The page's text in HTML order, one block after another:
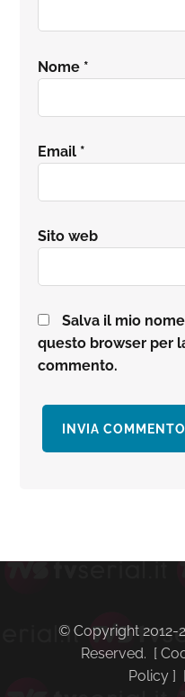
Nome *
Email *
Sito web
Salva il mio
questo browser per
commento.
primaria
© Copyright 2012-
Reserved. [
Policy ]